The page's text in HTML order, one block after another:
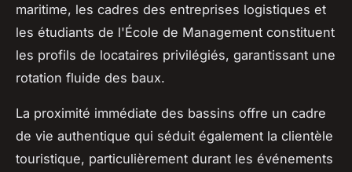
maritime, les cadres des entreprises logistiques et
les étudiants de l'École de Management constituent
les profils de locataires privilégiés, garantissant une
rotation fluide des baux.
La proximité immédiate des bassins offre un cadre
de vie authentique qui séduit également la clientèle
touristique, particulièrement durant les événements